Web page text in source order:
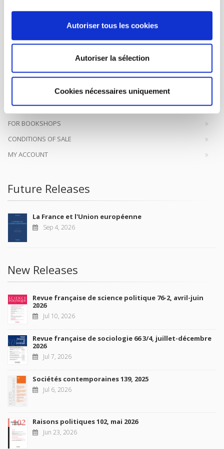
Autoriser tous les cookies
Autoriser la sélection
Cookies nécessaires uniquement
SCIENCES PO UNIVERSITY PRESS has a threefold role: to publish
original research, to edit reference works for student use, and to
help public and political debate.continue
FOREIGN RIGHTS
FOR BOOKSHOPS
CONDITIONS OF SALE
MY ACCOUNT
Future Releases
La France et l'Union européenne
Sep 4, 2026
New Releases
Revue française de science politique 76-2, avril-juin
2026
Jul 10, 2026
Revue française de sociologie 66 3/4, juillet-décembre
2026
Jul 7, 2026
Sociétés contemporaines 139, 2025
Jul 6, 2026
Raisons politiques 102, mai 2026
Jun 23, 2026